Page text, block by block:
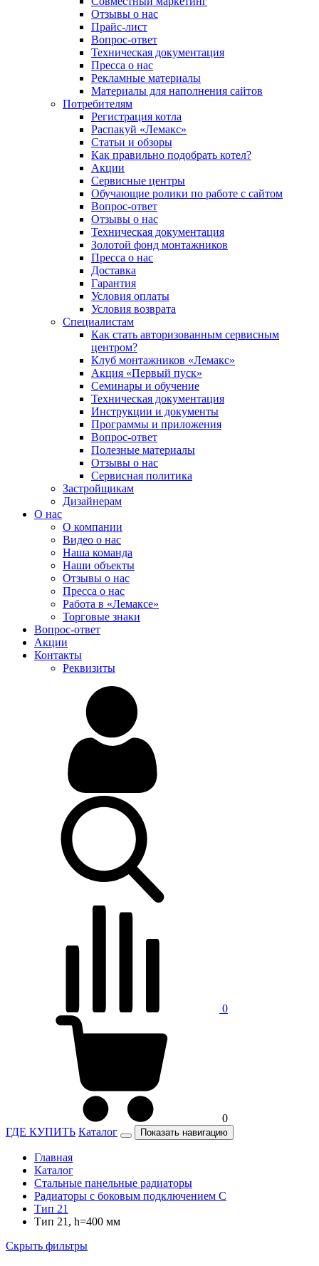
Отзывы о нас
Прайс-лист
Вопрос-ответ
Техническая документация
Пресса о нас
Рекламные материалы
Материалы для наполнения сайтов
Потребителям
Регистрация котла
Распакуй «Лемакс»
Статьи и обзоры
Как правильно подобрать котел?
Акции
Сервисные центры
Обучающие ролики по работе с сайтом
Вопрос-ответ
Отзывы о нас
Техническая документация
Золотой фонд монтажников
Пресса о нас
Доставка
Гарантия
Условия оплаты
Условия возврата
Специалистам
Как стать авторизованным сервисным
центром?
Клуб монтажников «Лемакс»
Акция «Первый пуск»
Семинары и обучение
Техническая документация
Инструкции и документы
Программы и приложения
Вопрос-ответ
Полезные материалы
Отзывы о нас
Сервисная политика
Застройщикам
Дизайнерам
О нас
О компании
Видео о нас
Наша команда
Наши объекты
Отзывы о нас
Пресса о нас
Работа в «Лемаксе»
Торговые знаки
Вопрос-ответ
Акции
Контакты
Реквизиты
0
0
ГДЕ КУПИТЬ Каталог Показать навигацию
Главная
Каталог
Стальные панельные радиаторы
Радиаторы c боковым подключением C
Тип 21
Тип 21, h=400 мм
Скрыть фильтры